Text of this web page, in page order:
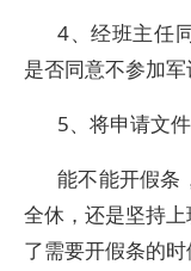
4、经班主任
是否同意不参加军
5、将申请文
能不能开假条
全休，还是坚持
了需要开假条的